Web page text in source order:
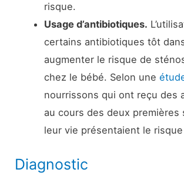
risque.
Usage d’antibiotiques.
certains antibiotiques tôt
augmenter le risque de
chez le bébé. Selon une
nourrissons qui ont reçu des
au cours des deux premières
leur vie présentaient le
Diagnostic